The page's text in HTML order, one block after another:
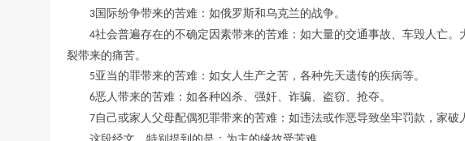
3 国际纷争带来的苦难：如俄罗斯和乌克兰的战争。
4社会普遍存在的不确定因素带来的苦难：如大量的交通事故、车毁人亡
裂带来的痛苦。
5亚当的罪带来的苦难：如女人生产之苦，各种先天遗传的疾病等。
6恶人带来的苦难：如各种凶杀、强奸、诈骗、盗窃、抢夺。
7自己或家人父母配偶犯罪带来的苦难：如违法或作恶导致坐牢罚款，家破